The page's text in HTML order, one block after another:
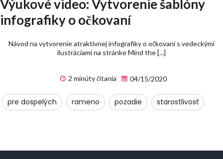
Výukové video: Vytvorenie šablóny
infografiky o očkovaní
Návod na vytvorenie atraktívnej infografiky o očkovaní s vedeckými
ilustráciami na stránke Mind the [...]
2 minúty čítania 04/15/2020
pre dospelých rameno pozadie starostlivosť